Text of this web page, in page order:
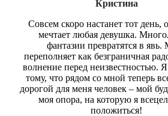
Кристина
Совсем скоро настанет тот день,
мечтает любая девушка.
фантазии превратятся в явь.
переполняет как безграничная
волнение перед неизвестностью. Я
тому, что рядом со мной теперь
дорогой для меня человек – мой
моя опора, на которую я
положиться!